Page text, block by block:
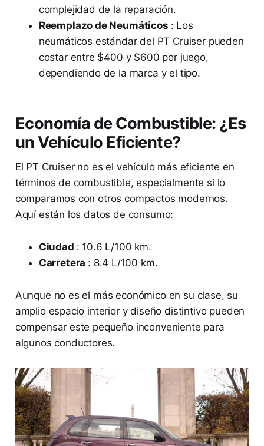
complejidad de la reparación.
Reemplazo de Neumáticos : Los
neumáticos estándar del PT Cruiser pueden
costar entre $400 y $600 por juego,
dependiendo de la marca y el tipo.
Economía de Combustible: ¿Es
un Vehículo Eficiente?
El PT Cruiser no es el vehículo más eficiente en
términos de combustible, especialmente si lo
comparamos con otros compactos modernos.
Aquí están los datos de consumo:
Ciudad : 10.6 L/100 km.
Carretera : 8.4 L/100 km.
Aunque no es el más económico en su clase, su
amplio espacio interior y diseño distintivo pueden
compensar este pequeño inconveniente para
algunos conductores.